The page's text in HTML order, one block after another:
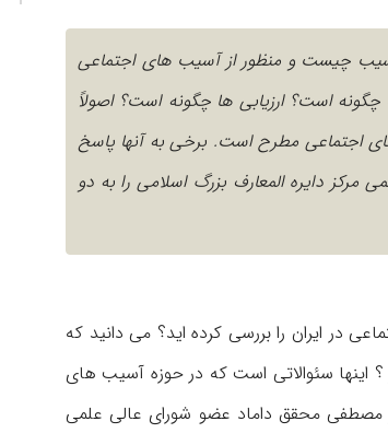
چیست و منظور از آسیب های اجتماعی
است؟ ارزیابی ها چگونه است؟ اصولاً
اجتماعی مطرح است. برخی به آنها پاسخ
دایره المعارف بزرگ اسلامی را به دو
ایران را بررسی کرده اید؟ می دانید که
اینها سئوالاتی است که در حوزه آسیب های
مصطفی محقق داماد عضو شورای عالی علمی